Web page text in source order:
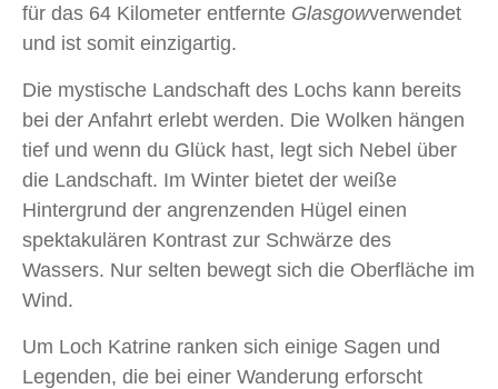
für das 64 Kilometer entfernte Glasgowverwendet
und ist somit einzigartig.
Die mystische Landschaft des Lochs kann bereits
bei der Anfahrt erlebt werden. Die Wolken hängen
tief und wenn du Glück hast, legt sich Nebel über
die Landschaft. Im Winter bietet der weiße
Hintergrund der angrenzenden Hügel einen
spektakulären Kontrast zur Schwärze des
Wassers. Nur selten bewegt sich die Oberfläche im
Wind.
Um Loch Katrine ranken sich einige Sagen und
Legenden, die bei einer Wanderung erforscht